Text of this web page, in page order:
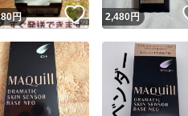
円 いいね！
2,480円